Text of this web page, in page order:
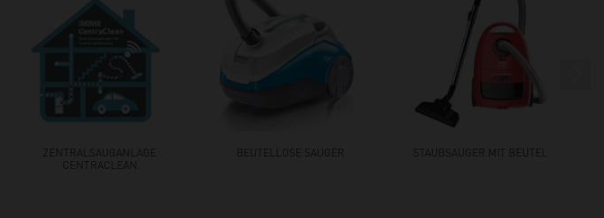
ZENTRALSAUGANLAGE
CENTRACLEAN
BEUTELLOSE SAUGER STAUBSAUGER MIT BEUTEL